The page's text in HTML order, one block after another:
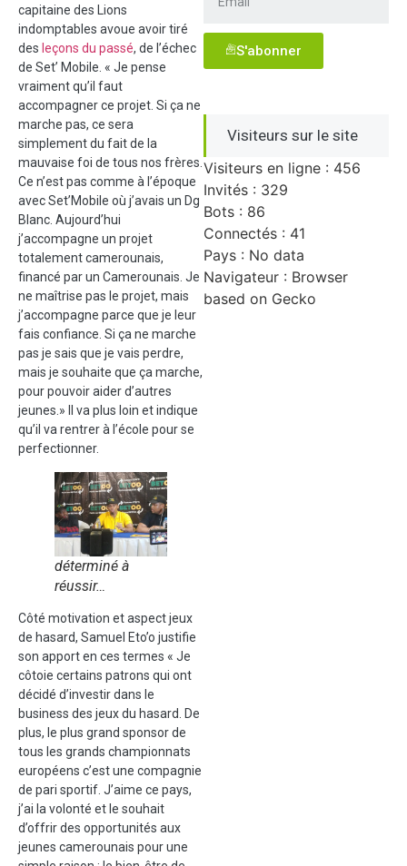
capitaine des Lions
indomptables avoue avoir tiré
des leçons du passé, de l’échec
de Set’ Mobile. « Je pense
vraiment qu’il faut
accompagner ce projet. Si ça ne
marche pas, ce sera
simplement du fait de la
mauvaise foi de tous nos frères.
Ce n’est pas comme à l’époque
avec Set’Mobile où j’avais un Dg
Blanc. Aujourd’hui
j’accompagne un projet
totalement camerounais,
financé par un Camerounais. Je
ne maîtrise pas le projet, mais
j’accompagne parce que je leur
fais confiance. Si ça ne marche
pas je sais que je vais perdre,
mais je souhaite que ça marche,
pour pouvoir aider d’autres
jeunes.» Il va plus loin et indique
qu’il va rentrer à l’école pour se
perfectionner.
déterminé à
réussir…
Côté motivation et aspect jeux
de hasard, Samuel Eto’o justifie
son apport en ces termes « Je
côtoie certains patrons qui ont
décidé d’investir dans le
business des jeux du hasard. De
plus, le plus grand sponsor de
tous les grands championnats
européens c’est une compagnie
de pari sportif. J’aime ce pays,
j’ai la volonté et le souhait
d’offrir des opportunités aux
jeunes camerounais pour une
S'abonner
Visiteurs sur le site
Visiteurs en ligne : 456
Invités : 329
Bots : 86
Connectés : 41
Pays : No data
Navigateur : Browser
based on Gecko